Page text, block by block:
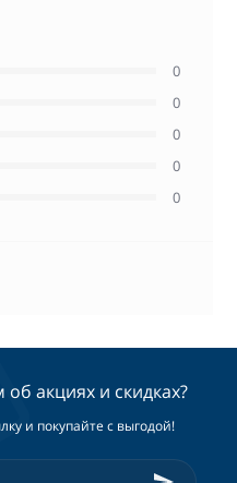
0
0
0
0
0
акциях и скидках?
и покупайте с выгодой!